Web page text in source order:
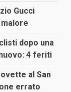
Gucci
dopo una
4 feriti
al San
errato